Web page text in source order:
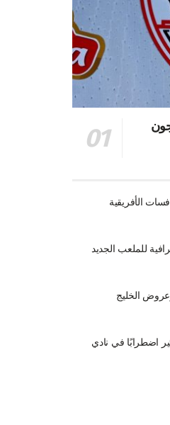
الأفريقية
للملعب الجديد
الخليج
اضطرابًا في نادي